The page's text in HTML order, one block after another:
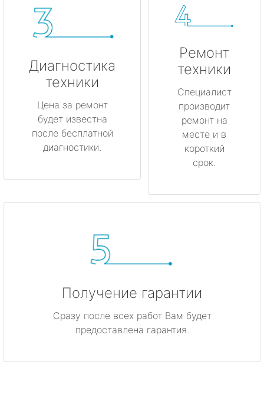
Диагностика
техники
Цена за ремонт
будет известна
после бесплатной
диагностики.
Ремонт
техники
Специалист
производит
ремонт на
месте и в
короткий
срок.
Получение гарантии
Сразу после всех работ Вам будет
предоставлена гарантия.